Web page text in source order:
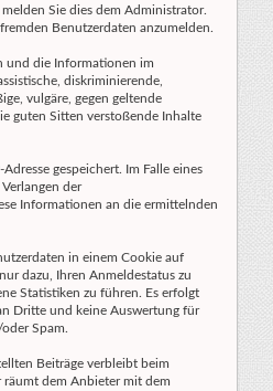
Sie dies dem Administrator.
Benutzerdaten anzumelden.
und die Informationen im
diskriminierende,
vulgäre, gegen geltende
guten Sitten verstoßende Inhalte
gespeichert. Im Falle eines
der
Informationen an die ermittelnden
in einem Cookie auf
dazu, Ihren Anmeldestatus zu
Statistiken zu führen. Es erfolgt
Dritte und keine Auswertung für
Spam.
Beiträge verbleibt beim
räumt dem Anbieter mit dem